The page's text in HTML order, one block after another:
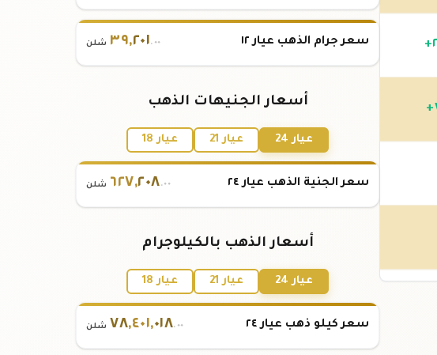
+
+
سعر جرام الذهب عيار ١٢ ٣٩,٢٠١.٠٠ شلن
أسعار الجنيهات الذهب
عيار 24 عيار 21 عيار 18
سعر الجنية الذهب عيار ٢٤ ٦٢٧,٢٠٨.٠٠ شلن
أسعار الذهب بالكيلوجرام
عيار 24 عيار 21 عيار 18
سعر كيلو ذهب عيار ٢٤ ٧٨,٤٠١,٠١٨.٠٠ شلن